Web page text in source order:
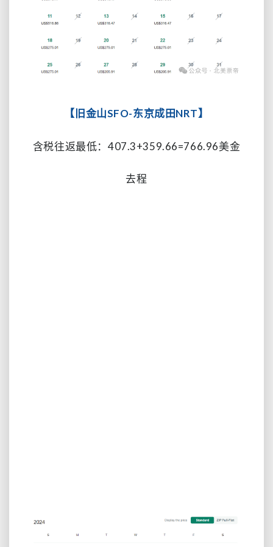
【旧金山SFO-东京成田NRT】
含税往返最低：407.3+359.66=766.96美金
去程